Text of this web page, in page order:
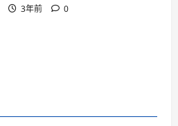
3年前 0